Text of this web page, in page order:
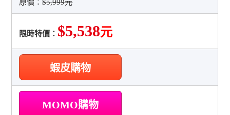
原價：$5,999元
限時特價： $5,538元
蝦皮購物
MOMO購物